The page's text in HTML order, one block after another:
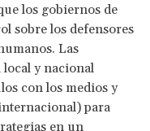
los gobiernos de
sobre los defensores
Las
y nacional
con los medios y
para
en un